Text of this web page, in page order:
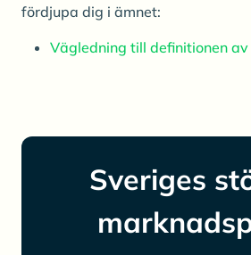
fördjupa dig i ämnet:
Vägledning till definitionen
Sveriges